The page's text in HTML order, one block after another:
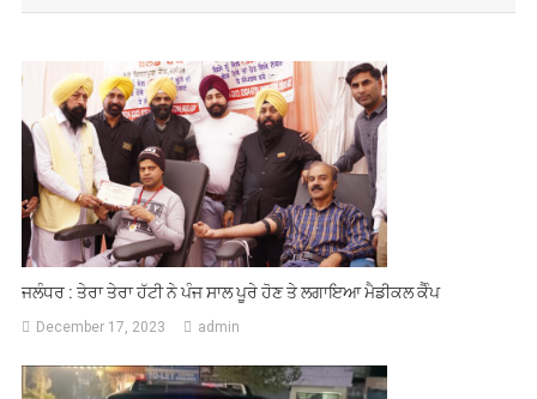
ਜਲੰਧਰ : ਤੇਰਾ ਤੇਰਾ ਹੱਟੀ ਨੇ ਪੰਜ ਸਾਲ ਪੂਰੇ ਹੋਣ ਤੇ ਲਗਾਇਆ ਮੈਡੀਕਲ ਕੈੰਪ
December 17, 2023 admin